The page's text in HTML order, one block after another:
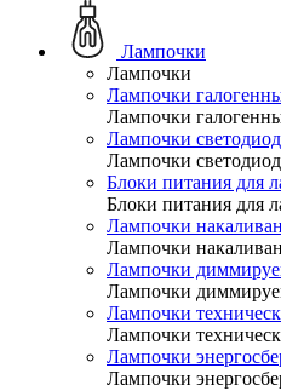
Лампочки
Лампочки
Лампочки
Лампочки
Лампочки
Лампочки
Блоки питания для
Блоки питания для
Лампочки
Лампочки
Лампочки
Лампочки
Лампочки
Лампочки
Лампочки
Лампочки